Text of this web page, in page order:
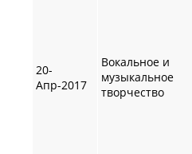
20-
Апр-2017
Вокальное и
музыкальное
творчество